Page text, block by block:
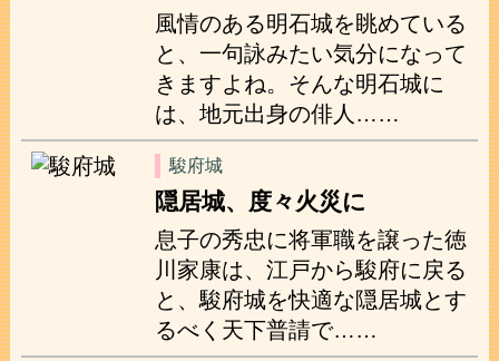
風情のある明石城を眺めている
と、一句詠みたい気分になって
きますよね。そんな明石城に
は、地元出身の俳人……
駿府城
隠居城、度々火災に
息子の秀忠に将軍職を譲った徳
川家康は、江戸から駿府に戻る
と、駿府城を快適な隠居城とす
るべく天下普請で……